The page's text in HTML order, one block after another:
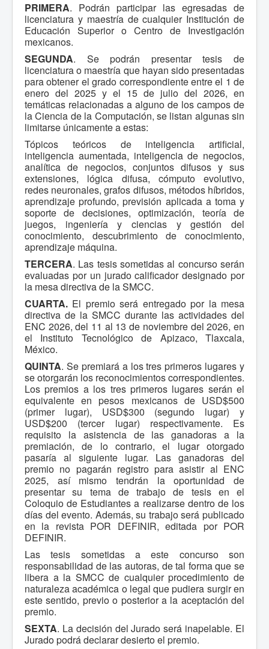
PRIMERA. Podrán participar las egresadas de
licenciatura y maestría de cualquier Institución de
Educación Superior o Centro de Investigación
mexicanos.
SEGUNDA. Se podrán presentar tesis de
licenciatura o maestría que hayan sido presentadas
para obtener el grado correspondiente entre el 1 de
enero del 2025 y el 15 de julio del 2026, en
temáticas relacionadas a alguno de los campos de
la Ciencia de la Computación, se listan algunas sin
limitarse únicamente a estas:
Tópicos teóricos de inteligencia artificial,
inteligencia aumentada, inteligencia de negocios,
analítica de negocios, conjuntos difusos y sus
extensiones, lógica difusa, cómputo evolutivo,
redes neuronales, grafos difusos, métodos híbridos,
aprendizaje profundo, previsión aplicada a toma y
soporte de decisiones, optimización, teoría de
juegos, ingeniería y ciencias y gestión del
conocimiento, descubrimiento de conocimiento,
aprendizaje máquina.
TERCERA. Las tesis sometidas al concurso serán
evaluadas por un jurado calificador designado por
la mesa directiva de la SMCC.
CUARTA. El premio será entregado por la mesa
directiva de la SMCC durante las actividades del
ENC 2026, del 11 al 13 de noviembre del 2026, en
el Instituto Tecnológico de Apizaco, Tlaxcala,
México.
QUINTA. Se premiará a los tres primeros lugares y
se otorgarán los reconocimientos correspondientes.
Los premios a los tres primeros lugares serán el
equivalente en pesos mexicanos de USD$500
(primer lugar), USD$300 (segundo lugar) y
USD$200 (tercer lugar) respectivamente. Es
requisito la asistencia de las ganadoras a la
premiación, de lo contrario, el lugar otorgado
pasaría al siguiente lugar. Las ganadoras del
premio no pagarán registro para asistir al ENC
2025, así mismo tendrán la oportunidad de
presentar su tema de trabajo de tesis en el
Coloquio de Estudiantes a realizarse dentro de los
días del evento. Además, su trabajo será publicado
en la revista POR DEFINIR, editada por POR
DEFINIR.
Las tesis sometidas a este concurso son
responsabilidad de las autoras, de tal forma que se
libera a la SMCC de cualquier procedimiento de
naturaleza académica o legal que pudiera surgir en
este sentido, previo o posterior a la aceptación del
premio.
SEXTA. La decisión del Jurado será inapelable. El
Jurado podrá declarar desierto el premio.